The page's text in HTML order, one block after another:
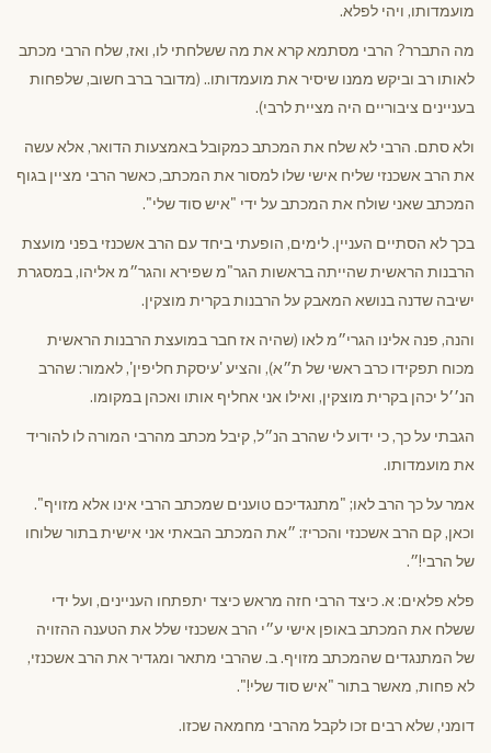
מועמדותו, ויהי לפלא.
מה התברר? הרבי מסתמא קרא את מה ששלחתי לו, ואז, שלח הרבי מכתב
לאותו רב וביקש ממנו שיסיר את מועמדותו.. (מדובר ברב חשוב, שלפחות
בעניינים ציבוריים היה מציית לרבי).
ולא סתם. הרבי לא שלח את המכתב כמקובל באמצעות הדואר, אלא עשה
את הרב אשכנזי שליח אישי שלו למסור את המכתב, כאשר הרבי מציין בגוף
המכתב שאני שולח את המכתב על ידי "איש סוד שלי".
בכך לא הסתיים העניין. לימים, הופעתי ביחד עם הרב אשכנזי בפני מועצת
הרבנות הראשית שהייתה בראשות הגר"מ שפירא והגר״מ אליהו, במסגרת
ישיבה שדנה בנושא המאבק על הרבנות בקרית מוצקין.
והנה, פנה אלינו הגרי״מ לאו (שהיה אז חבר במועצת הרבנות הראשית
מכוח תפקידו כרב ראשי של ת״א), והציע 'עיסקת חליפין', לאמור: שהרב
הנ׳׳ל יכהן בקרית מוצקין, ואילו אני אחליף אותו ואכהן במקומו.
הגבתי על כך, כי ידוע לי שהרב הנ״ל, קיבל מכתב מהרבי המורה לו להוריד
את מועמדותו.
אמר על כך הרב לאו; "מתנגדיכם טוענים שמכתב הרבי אינו אלא מזויף".
וכאן, קם הרב אשכנזי והכריז: ״את המכתב הבאתי אני אישית בתור שלוחו
של הרבי!״.
פלא פלאים: א. כיצד הרבי חזה מראש כיצד יתפתחו העניינים, ועל ידי
ששלח את המכתב באופן אישי ע״י הרב אשכנזי שלל את הטענה ההזויה
של המתנגדים שהמכתב מזויף. ב. שהרבי מתאר ומגדיר את הרב אשכנזי,
לא פחות, מאשר בתור "איש סוד שלי!".
דומני, שלא רבים זכו לקבל מהרבי מחמאה שכזו.